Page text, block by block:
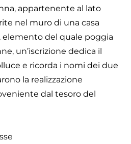
appartenente al lato
nel muro di una casa
elemento del quale poggia
un’iscrizione dedica il
e ricorda i nomi dei due
la realizzazione
dal tesoro del